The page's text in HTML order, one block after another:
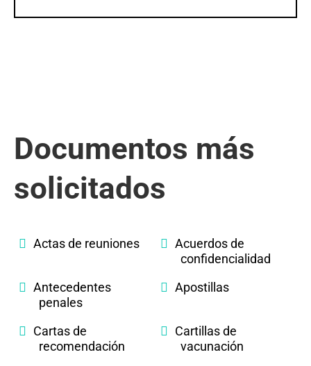
Documentos más
solicitados
Actas de reuniones
Acuerdos de
confidencialidad
Antecedentes
penales
Apostillas
Cartas de
recomendación
Cartillas de
vacunación